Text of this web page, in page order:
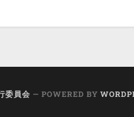
委員会 — POWERED BY